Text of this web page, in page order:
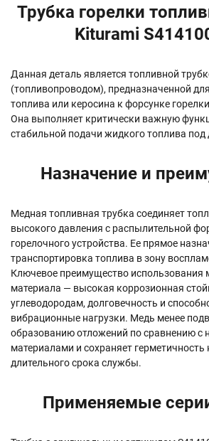
Трубка горелки
Kiturami
Данная деталь является топливной
(топливопроводом), предназначенной
топлива или керосина к форсунке
Она выполняет критически важную
стабильной подачи жидкого топлива под
Назначение и
Медная топливная трубка соединяет
высокого давления с распылительной
горелочного устройства. Ее прямое
транспортировка топлива в зону
Ключевое преимущество использования
материала — высокая коррозионная
углеводородам, долговечность и
вибрационные нагрузки. Медь менее
образованию отложений по сравнению с
материалами и сохраняет
длительного срока службы.
Применяемые